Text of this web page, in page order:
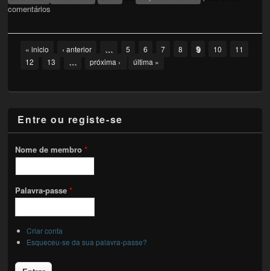
comentários
Pages« inicio ‹ anterior … 5 6 7 8 9 10
11
12
13 … próxima › última »
Entre ou registe-se
Nome de membro*
Palavra-passe*
Criar conta
Esqueceu-se da sua palavra-passe?